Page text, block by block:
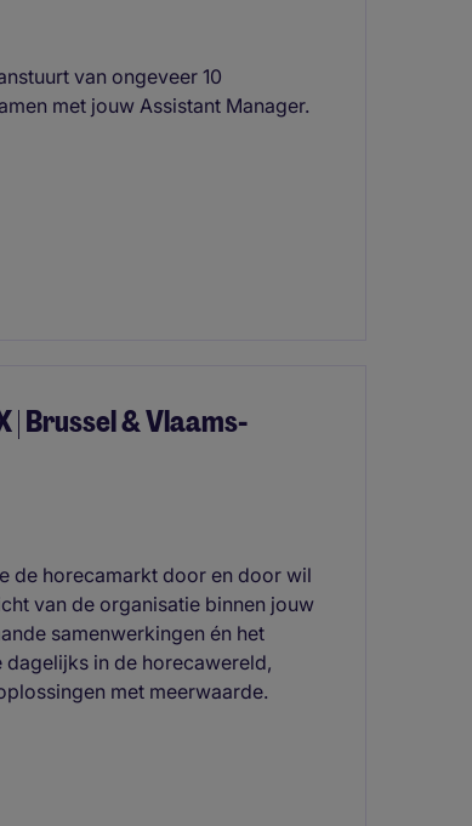
van ongeveer 10
met jouw Assistant Manager.
Brussel & Vlaams-
de horecamarkt door en door wil
van de organisatie binnen jouw
samenwerkingen én het
in de horecawereld,
met meerwaarde.